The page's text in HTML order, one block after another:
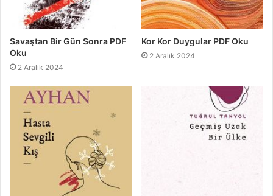
Savaştan Bir Gün Sonra PDF
Oku
2 Aralık 2024
Kor Kor Duygular PDF Oku
2 Aralık 2024